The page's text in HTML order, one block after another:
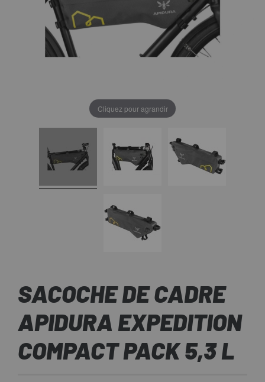
Cliquez pour agrandir
SACOCHE DE CADRE
APIDURA EXPEDITION
COMPACT PACK 5,3 L